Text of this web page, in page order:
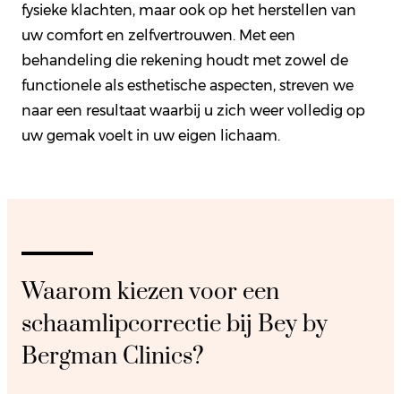
fysieke klachten, maar ook op het herstellen van
uw comfort en zelfvertrouwen. Met een
behandeling die rekening houdt met zowel de
functionele als esthetische aspecten, streven we
naar een resultaat waarbij u zich weer volledig op
uw gemak voelt in uw eigen lichaam.
Waarom kiezen voor een
schaamlipcorrectie bij Bey by
Bergman Clinics?